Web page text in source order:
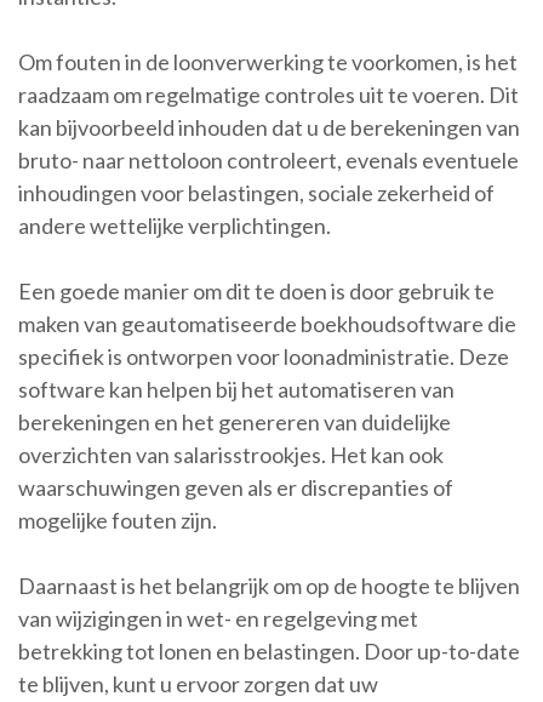
Om fouten in de loonverwerking te voorkomen, is het
raadzaam om regelmatige controles uit te voeren. Dit
kan bijvoorbeeld inhouden dat u de berekeningen van
bruto- naar nettoloon controleert, evenals eventuele
inhoudingen voor belastingen, sociale zekerheid of
andere wettelijke verplichtingen.
Een goede manier om dit te doen is door gebruik te
maken van geautomatiseerde boekhoudsoftware die
specifiek is ontworpen voor loonadministratie. Deze
software kan helpen bij het automatiseren van
berekeningen en het genereren van duidelijke
overzichten van salarisstrookjes. Het kan ook
waarschuwingen geven als er discrepanties of
mogelijke fouten zijn.
Daarnaast is het belangrijk om op de hoogte te blijven
van wijzigingen in wet- en regelgeving met
betrekking tot lonen en belastingen. Door up-to-date
te blijven, kunt u ervoor zorgen dat uw